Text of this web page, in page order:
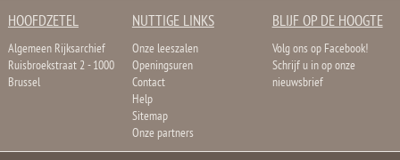
HOOFDZETEL
Algemeen Rijksarchief
Ruisbroekstraat 2 - 1000
Brussel
NUTTIGE LINKS
Onze leeszalen
Openingsuren
Contact
Help
Sitemap
Onze partners
BLIJF OP DE HOOGTE
Volg ons op Facebook!
Schrijf u in op onze
nieuwsbrief